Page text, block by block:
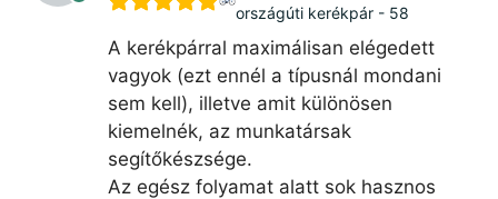
országúti kerékpár - 58
A kerékpárral maximálisan elégedett
vagyok (ezt ennél a típusnál mondani
sem kell), illetve amit különösen
kiemelnék, az munkatársak
segítőkészsége.
Az egész folyamat alatt sok hasznos